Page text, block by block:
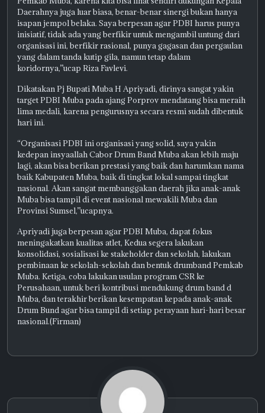
Daerahnya juga luar biasa, benar-benar sinergi bukan hanya
isapan jempol belaka. Saya berpesan agar PDBI harus punya
inisiatif, tidak ada yang berfikir untuk mengambil untung dari
organisasi ini, berfikir rasional, punya gagasan dan pergaulan
yang dalam tanda kutip gila, namun tetap dalam
koridornya,”ucap Riza Favlevi.
Dikatakan Pj Bupati Muba H Apriyadi, dirinya sangat yakin
target PDBI Muba pada ajang Porprov mendatang bisa meraih
lima medali, karena pengurusnya secara resmi sudah dibentuk
hari ini.
“Organisasi PDBI ini organisasi yang solid, saya yakin
kedepan insyaallah Cabor Drum Band Muba akan lebih maju
lagi, akan bisa berikan prestasi yang baik dan harumkan nama
baik Kabupaten Muba, baik di tingkat lokal sampai tingkat
nasional. Akan sangat membanggakan daerah jika anak-anak
Muba bisa tampil di event nasional mewakili Muba dan
Provinsi Sumsel,”ucapnya.
Apriyadi juga berpesan agar PDBI Muba, dapat fokus
meningakatkan kualitas atlet, Kedua segera lakukan
konsolidasi, sosialisasi ke stakeholder dan sekolah, lakukan
pembinaan ke sekolah-sekolah dan bentuk drumband Pemkab
Muba. Ketiga, coba lakukan usulan program CSR ke
Perusahaan, untuk beri kontribusi mendukung drum band d
Muba, dan terakhir berikan kesempatan kepada anak-anak
Drum Bund agar bisa tampil di setiap perayaan hari-hari besar
nasional.(Firman)